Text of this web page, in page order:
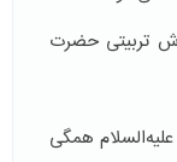
تربیتی حضرت
همگی